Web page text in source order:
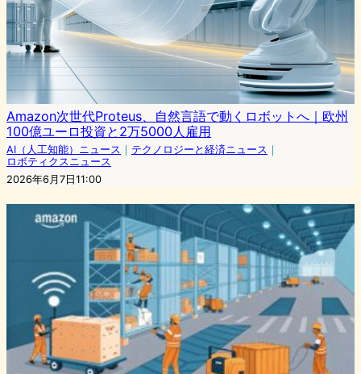
Amazon次世代Proteus、自然言語で動くロボットへ｜欧州
100億ユーロ投資と2万5000人雇用
AI（人工知能）ニュース ｜ テクノロジーと経済ニュース ｜
ロボティクスニュース
2026年6月7日11:00